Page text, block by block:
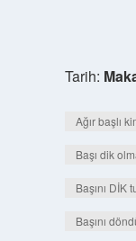
Tarih:
Ağır başlı
Başı dik
Başını DİK
Başını